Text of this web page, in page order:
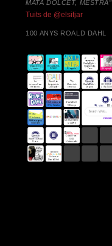
MATA DOLCET, MESTRA”
Tuits de @elsitjar
100 ANYS ROALD DAHL